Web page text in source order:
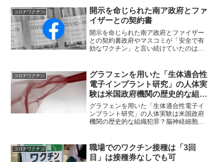
雅敏氏からの情報です。 井上正康氏
は、ワクチンを接種して14...
コロナワクチン
開示を命じられた南ア政府とファ
イザーとの契約書
開示を命じられた南ア政府とファイザー
との契約書政府やマスコミが「安全で有
効なワクチン」と言い続けていたのは全
ー社との間に交わされた「COVID-19ワク
チンの...
コロナワクチン
グラフェンを用いた「生体適合性
電子インプラント研究」の人体実
験は米国政府機関の歴史的な組織
犯罪？
グラフェンを用いた「生体適合性電子イ
ンプラント研究」の人体実験は米国政府
機関の歴史的な組織犯罪？脳神経細胞と
死亡していることはそれも目的だった。
1945年8月にプルトニ...
コロナワクチン
職場でのワクチン接種は「3回
目」は接種券なしでも可￼